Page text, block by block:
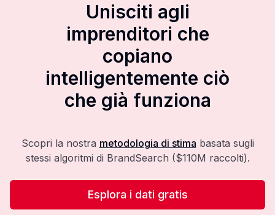
Unisciti agli
imprenditori che
copiano
intelligentemente ciò
che già funziona
Scopri la nostra metodologia di stima basata sugli
stessi algoritmi di BrandSearch ($110M raccolti).
Esplora i dati gratis